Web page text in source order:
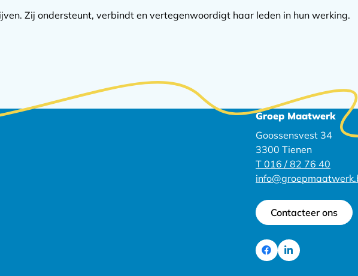
Zij ondersteunt, verbindt en vertegenwoordigt haar leden in hun werking.
Groep Maatwerk
Goossensvest 34
3300 Tienen
T 016 / 82 76 40
Contacteer ons